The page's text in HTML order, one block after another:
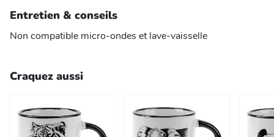
Entretien & conseils
Non compatible micro-ondes et lave-vaisselle
Craquez aussi